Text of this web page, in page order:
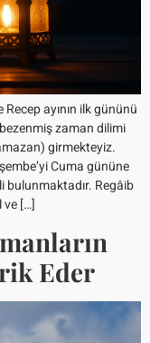
ayının ilk gününü
zaman dilimi
girmekteyiz.
Cuma gününe
bulunmaktadır. Regâib
ve […]
Eder